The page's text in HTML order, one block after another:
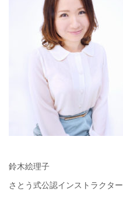
鈴木絵理子
さとう式公認インストラクター